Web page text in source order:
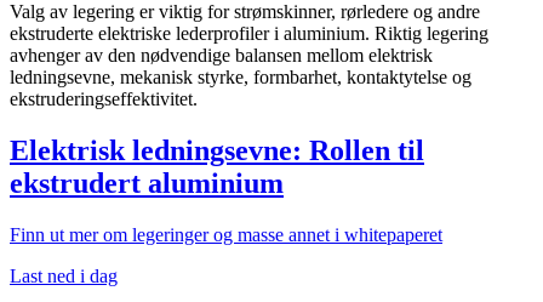
Valg av legering er viktig for strømskinner, rørledere og andre
ekstruderte elektriske lederprofiler i aluminium. Riktig legering
avhenger av den nødvendige balansen mellom elektrisk
ledningsevne, mekanisk styrke, formbarhet, kontaktytelse og
ekstruderingseffektivitet.
Elektrisk ledningsevne: Rollen til
ekstrudert aluminium
Finn ut mer om legeringer og masse annet i whitepaperet
Last ned i dag